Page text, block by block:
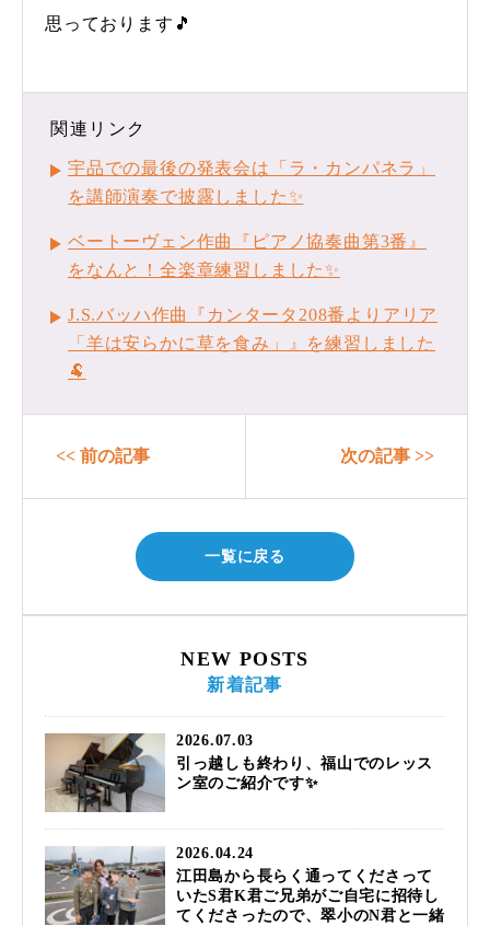
思っております🎵
関連リンク
宇品での最後の発表会は「ラ・カンパネラ」
を講師演奏で披露しました✨
ベートーヴェン作曲『ピアノ協奏曲第3番』
をなんと！全楽章練習しました✨
J.S.バッハ作曲『カンタータ208番よりアリア
「羊は安らかに草を食み」』を練習しました
🐏
<< 前の記事 次の記事 >>
一覧に戻る
NEW POSTS
新着記事
2026.07.03
引っ越しも終わり、福山でのレッス
ン室のご紹介です✨
2026.04.24
江田島から長らく通ってくださって
いたS君K君ご兄弟がご自宅に招待し
てくださったので、翠小のN君と一緒